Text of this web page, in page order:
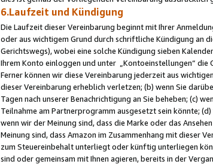
6.Laufzeit und Kündigung
Die Laufzeit dieser Vereinbarung beginnt mit Ihrer
oder aus wichtigem Grund durch schriftliche Kündigung an
Gerichtswegs), wobei eine solche Kündigung sieben
Ihrem Konto einloggen und unter „Kontoeinstellungen“ die
Ferner können wir diese Vereinbarung jederzeit aus
dieser Vereinbarung erheblich verletzen; (b) wenn Sie
Tagen nach unserer Benachrichtigung an Sie beheben; (c)
Teilnahme am Partnerprogramm ausgesetzt sein könnte;
wenn wir der Meinung sind, dass die Marke oder das
Meinung sind, dass Amazon im Zusammenhang mit dieser
zum Steuereinbehalt unterliegt oder künftig unterliegen
sind oder gemeinsam mit Ihnen agieren, bereits in der